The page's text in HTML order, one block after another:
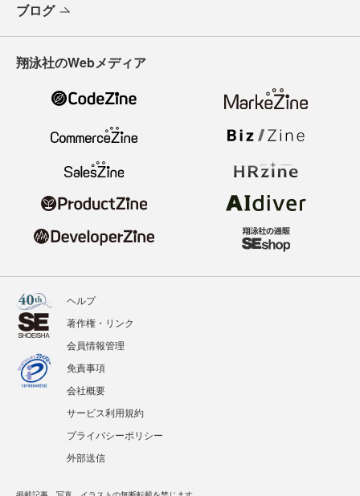
ブログ
翔泳社のWebメディア
ヘルプ
著作権・リンク
会員情報管理
免責事項
会社概要
サービス利用規約
プライバシーポリシー
外部送信